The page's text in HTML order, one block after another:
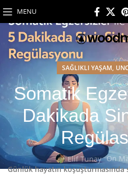
MENU
SAĞLIKLI YAŞAM,
Somatik
Dakikada
Elif Tunay On
Günlük hayatın